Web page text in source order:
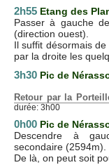
2h55 Etang des
Passer à gauche
(direction ouest).
Il suffit désormais
par la droite les
3h30 Pic de
Retour par la
durée: 3h00
0h00 Pic de
Descendre à
secondaire (2594m).
De là, on peut soit